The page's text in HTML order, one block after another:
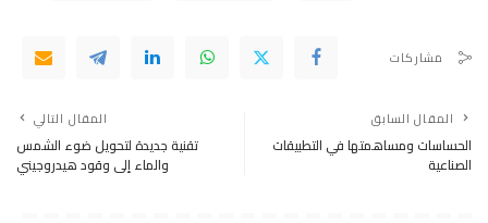
مشاركات
المقال السابق
الحساسات ومساهمتها في التطبيقات
الصناعية
المقال التالي
تقنية جديدة لتحويل ضوء الشمس
والماء إلى وقود هيدروجيني